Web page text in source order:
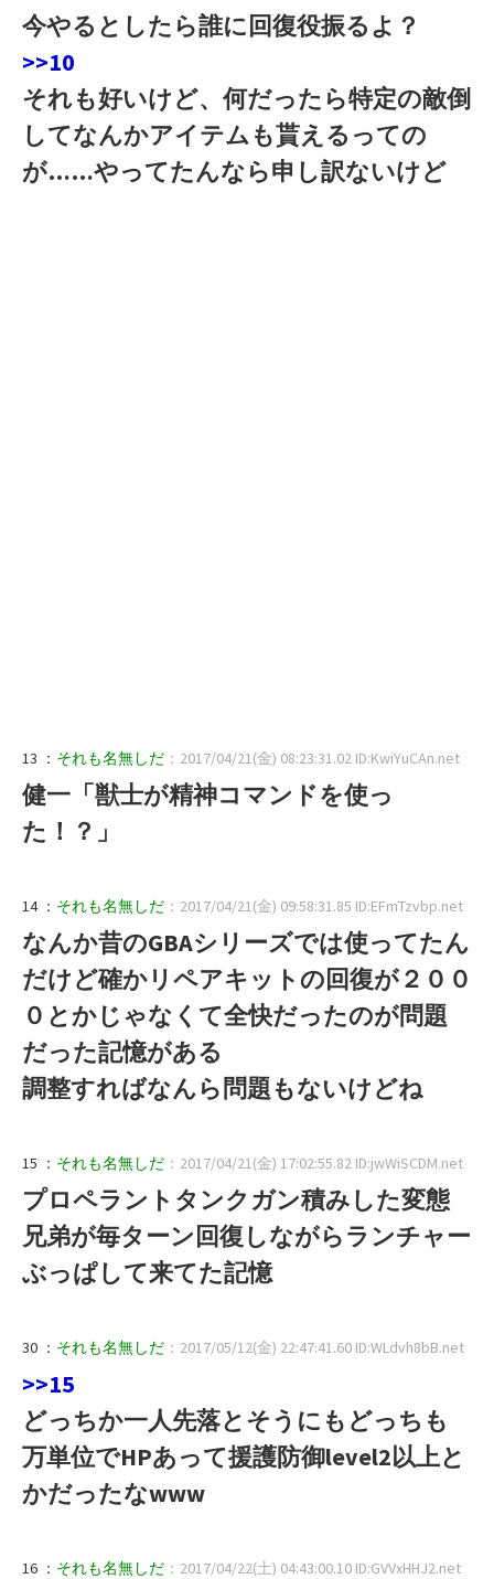
今やるとしたら誰に回復役振るよ？
>>10
それも好いけど、何だったら特定の敵倒
してなんかアイテムも貰えるっての
が……やってたんなら申し訳ないけど
13 ： それも名無しだ ：2017/04/21(金) 08:23:31.02 ID:KwiYuCAn.net
健一「獣士が精神コマンドを使っ
た！？」
14 ： それも名無しだ ：2017/04/21(金) 09:58:31.85 ID:EFmTzvbp.net
なんか昔のGBAシリーズでは使ってたん
だけど確かリペアキットの回復が２００
０とかじゃなくて全快だったのが問題
だった記憶がある
調整すればなんら問題もないけどね
15 ： それも名無しだ ：2017/04/21(金) 17:02:55.82 ID:jwWiSCDM.net
プロペラントタンクガン積みした変態
兄弟が毎ターン回復しながらランチャー
ぶっぱして来てた記憶
30 ： それも名無しだ ：2017/05/12(金) 22:47:41.60 ID:WLdvh8bB.net
>>15
どっちか一人先落とそうにもどっちも
万単位でHPあって援護防御level2以上と
かだったなwww
16 ： それも名無しだ ：2017/04/22(土) 04:43:00.10 ID:GVVxHHJ2.net